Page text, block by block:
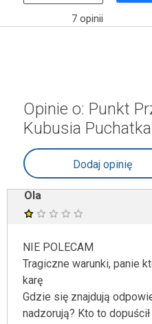
7 opinii
Opinie o: Punkt
Kubusia
Dodaj opinię
Ola
NIE POLECAM
Tragiczne warunki, panie
karę
Gdzie się znajdują
nadzorują? Kto to